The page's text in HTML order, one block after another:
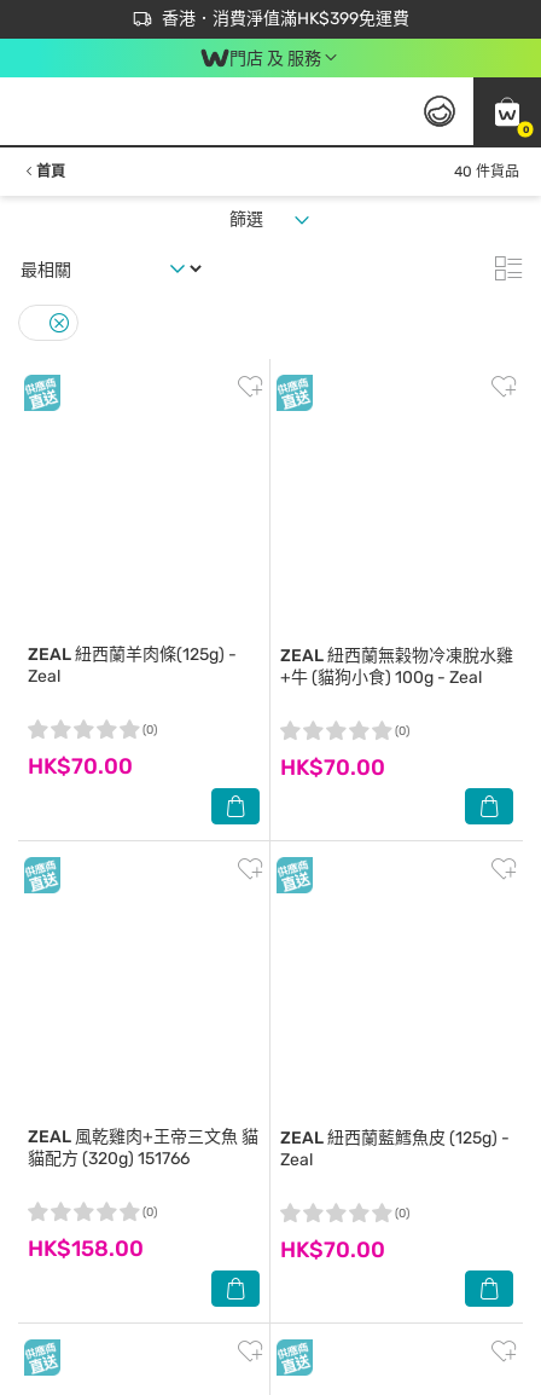
香港．消費淨值滿HK$399免運費
立即成為易賞錢會員盡享獨家優惠
首次APP下單買滿$450 輸入 NEWAPP 即減$50
門店 及 服務
0
首頁 40 件貨品
篩選
ZEAL紐西蘭羊肉條(125g) -
Zeal
HK$70.00
(0)
ZEAL紐西蘭無榖物冷凍脫水雞
+牛 (貓狗小食) 100g - Zeal
HK$70.00
(0)
ZEAL 風乾雞肉+王帝三文魚 貓
貓配方 (320g) 151766
HK$158.00
(0)
ZEAL紐西蘭藍鱈魚皮 (125g) -
Zeal
HK$70.00
(0)